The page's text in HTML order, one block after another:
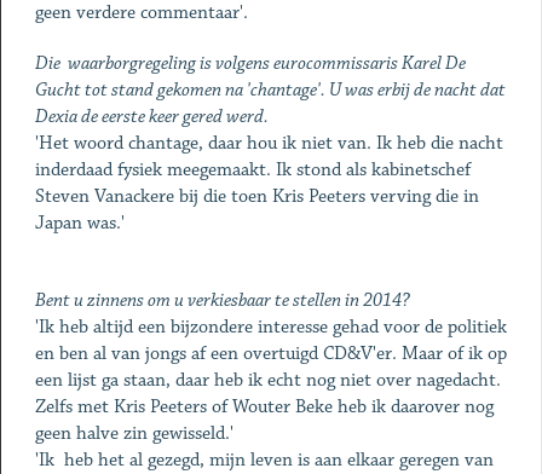
geen verdere commentaar'.
Die waarborgregeling is volgens eurocommissaris Karel De
Gucht tot stand gekomen na 'chantage'. U was erbij de nacht dat
Dexia de eerste keer gered werd.
'Het woord chantage, daar hou ik niet van. Ik heb die nacht
inderdaad fysiek meegemaakt. Ik stond als kabinetschef
Steven Vanackere bij die toen Kris Peeters verving die in
Japan was.'
Bent u zinnens om u verkiesbaar te stellen in 2014?
'Ik heb altijd een bijzondere interesse gehad voor de politiek
en ben al van jongs af een overtuigd CD&V'er. Maar of ik op
een lijst ga staan, daar heb ik echt nog niet over nagedacht.
Zelfs met Kris Peeters of Wouter Beke heb ik daarover nog
geen halve zin gewisseld.'
'Ik heb het al gezegd, mijn leven is aan elkaar geregen van